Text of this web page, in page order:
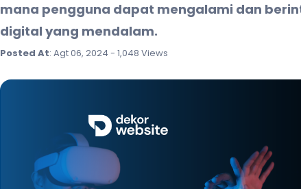
mana pengguna dapat mengalami dan
digital yang mendalam.
Posted At: Agt 06, 2024 - 1,048 Views